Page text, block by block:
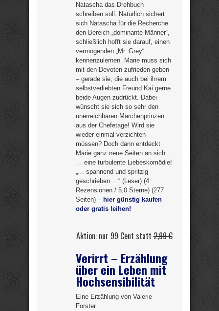
Natascha das Drehbuch
schreiben soll. Natürlich sichert
sich Natascha für die Recherche
den Bereich „dominante Männer“,
schließlich hofft sie darauf, einen
vermögenden „Mr. Grey“
kennenzulernen. Marie muss sich
mit den Devoten zufrieden geben
– gerade sie, die auch bei ihrem
selbstverliebten Freund Kai gerne
beide Augen zudrückt. Dabei
wünscht sie sich so sehr den
unerreichbaren Märchenprinzen
aus der Chefetage! Wird sie
wieder einmal verzichten
müssen? Doch dann entdeckt
Marie ganz neue Seiten an sich
… eine turbulente Liebeskomödie!
„… spannend und spritzig
geschrieben …“ (Leser) (4
Rezensionen / 5,0 Sterne) (277
Seiten) – hier günstig kaufen
oder gratis leihen!
Aktion: nur 99 Cent statt2,99 €
Verirrt – Erzählung
über ein Leben mit
Hochsensibilität
Eine Erzählung von Valerie
Forster